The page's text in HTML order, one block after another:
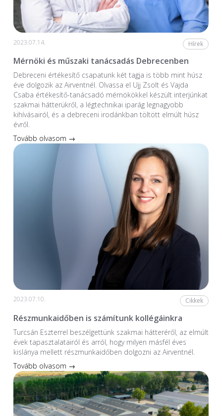
2023.07.14. Hírek
Mérnöki és műszaki tanácsadás Debrecenben
Debreceni értékesítő csapatunk két tagja is több mint húsz
éve dolgozik az Airventnél. Olvassa el Ujj Zsolt és Vajda
Csaba értékesítő-tanácsadó mérnökökkel készült interjúnkat
szakmai hátterükről, a légtechnikai iparág legnagyobb
kihívásairól, és a debreceni irodánkban töltött elmúlt húsz
évről.
Tovább olvasom →
2023.07.10. Cikkek
Részmunkaidőben is számítunk kollégáinkra
Turcsán Eszterrel beszélgettünk szakmai hátteréről, az elmúlt
évek tapasztalatairól és arról, hogy milyen másfél éves
kislánya mellett részmunkaidőben dolgozni az Airventnél.
Tovább olvasom →